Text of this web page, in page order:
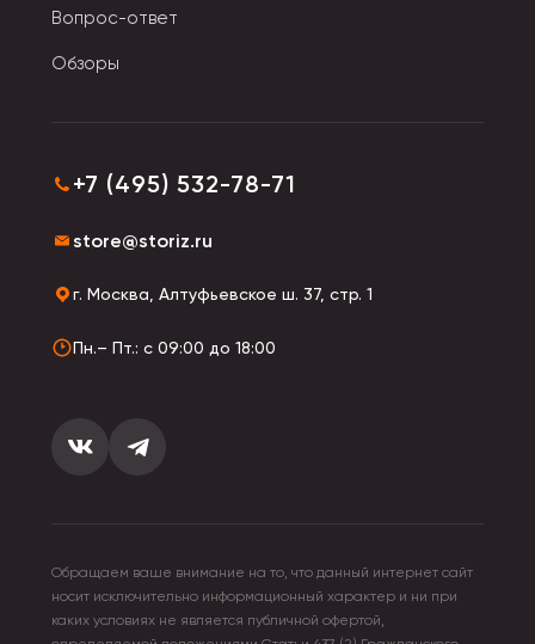
Вопрос-ответ
Обзоры
+7 (495) 532-78-71
store@storiz.ru
г. Москва, Алтуфьевское ш. 37, стр. 1
Пн.– Пт.: с 09:00 до 18:00
Обращаем ваше внимание на то, что данный интернет сайт
носит исключительно информационный характер и ни при
каких условиях не является публичной офертой,